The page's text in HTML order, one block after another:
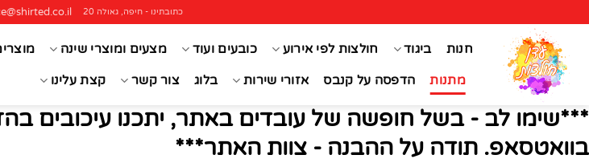
content
כתובתינו - חיפה, גאולה 20
חנות ביגוד חולצות לפי אירוע כובעים ועוד מצעים ומוצרי שינה
מתנות הדפסה על קנבס אזורי שירות בלוג צור קשר קצת עלינו
***שימו לב - בשל חופשה של עובדים באתר, יתכנו עיכובים
בוואטסאפ. תודה על ההבנה - צוות האתר***